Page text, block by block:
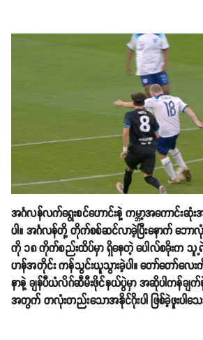
အင်္ဂလန်လက်ရွေးစင်ဟောင်းနဲ့ ကမ္ဘာ့အကောင်းဆုံ
ပါ။ အင်္ဂလန်တို့ တိုက်စစ်ဆင်လာခဲ့ပြီးနောက် ဘေ
ကို ၁၈ ကိုက်စည်းထိပ်မှာ ရှိနေတဲ့ ပေါလ်စခိုးက သူ့
ဟန်အတိုင်း ကန်သွင်းယူသွားခဲ့ပါ။ တော်တော်လေ
နာနဲ့ ချန်ပီယံလိဂ်ဆီမီးဖိုင်နယ်ပွဲမှာ အဆိုပါကန်ချ
အတွက် တလုံးတည်းသောအနိုင်ဂိုးပါ ဖြစ်ခဲ့ဖူးပါသ